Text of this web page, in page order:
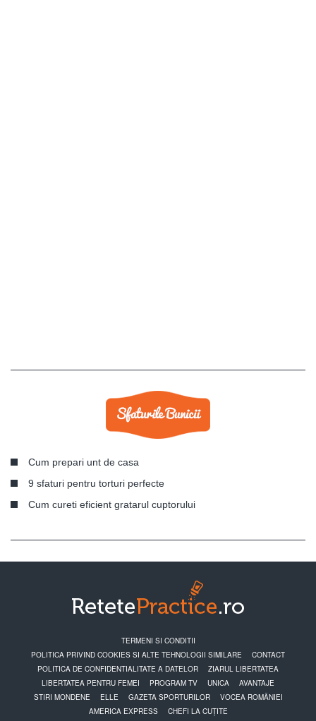
Cum prepari unt de casa
9 sfaturi pentru torturi perfecte
Cum cureti eficient gratarul cuptorului
TERMENI SI CONDITII
POLITICA PRIVIND COOKIES SI ALTE TEHNOLOGII SIMILARE
CONTACT
POLITICA DE CONFIDENTIALITATE A DATELOR
ZIARUL LIBERTATEA
LIBERTATEA PENTRU FEMEI
PROGRAM TV UNICA
AVANTAJE
STIRI MONDENE
ELLE GAZETA SPORTURILOR
VOCEA ROMÂNIEI
AMERICA EXPRESS
CHEFI LA CUȚITE